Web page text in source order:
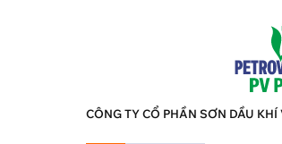
CÔNG TY CỔ PHẦN SƠN DẦU